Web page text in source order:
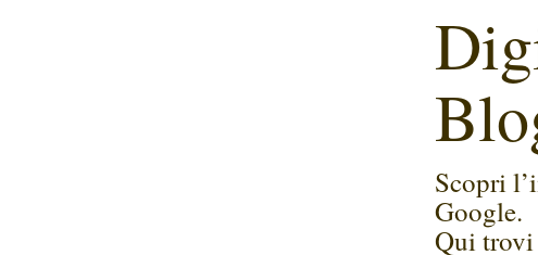
Scopri
Google.
Qui trovi